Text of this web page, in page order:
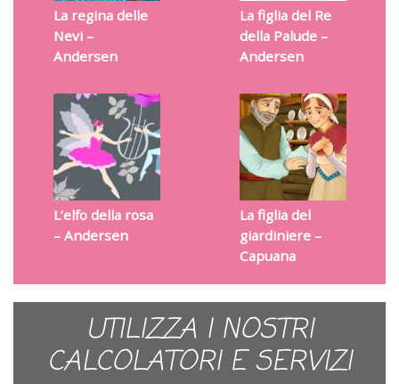
La regina delle
Nevi –
Andersen
La figlia del Re
della Palude –
Andersen
L’elfo della rosa
– Andersen
La figlia del
giardiniere –
Capuana
UTILIZZA I NOSTRI
CALCOLATORI E SERVIZI